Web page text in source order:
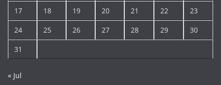
17 18 19 20 21 22 23
24 25 26 27 28 29 30
31
« Jul